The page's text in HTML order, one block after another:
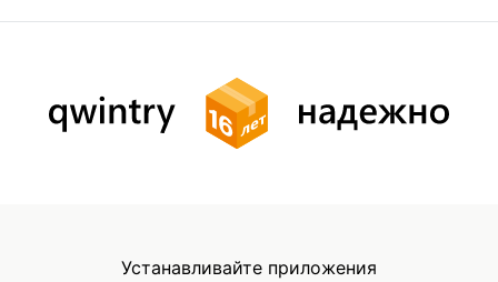
Устанавливайте приложения